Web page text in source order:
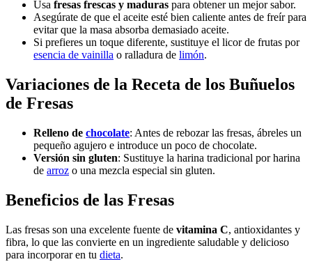
Usa fresas frescas y maduras para obtener un mejor sabor.
Asegúrate de que el aceite esté bien caliente antes de freír para
evitar que la masa absorba demasiado aceite.
Si prefieres un toque diferente, sustituye el licor de frutas por
esencia de vainilla o ralladura de limón.
Variaciones de la Receta de los Buñuelos
de Fresas
Relleno de chocolate: Antes de rebozar las fresas, ábreles un
pequeño agujero e introduce un poco de chocolate.
Versión sin gluten: Sustituye la harina tradicional por harina
de arroz o una mezcla especial sin gluten.
Beneficios de las Fresas
Las fresas son una excelente fuente de vitamina C, antioxidantes y
fibra, lo que las convierte en un ingrediente saludable y delicioso
para incorporar en tu dieta.